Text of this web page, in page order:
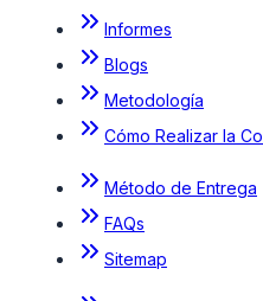
Informes
Blogs
Metodología
Cómo Realizar la
Método de Entrega
FAQs
Sitemap